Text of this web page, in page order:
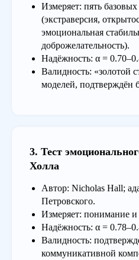
Измеряет: пять
(экстраверсия,
эмоциональная
доброжелательность).
Надёжность: α =
Валидность: «золотой
моделей, подтверждён
3. Тест
Холла
Автор: Nicholas Hall;
Петровского.
Измеряет: понимание
Надёжность: α =
Валидность:
коммуникативной